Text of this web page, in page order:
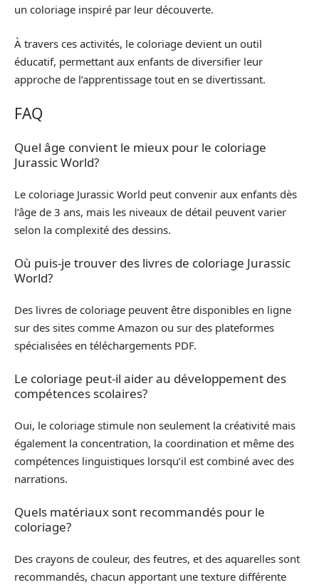
un coloriage inspiré par leur découverte.
À travers ces activités, le coloriage devient un outil
éducatif, permettant aux enfants de diversifier leur
approche de l’apprentissage tout en se divertissant.
FAQ
Quel âge convient le mieux pour le coloriage
Jurassic World?
Le coloriage Jurassic World peut convenir aux enfants dès
l’âge de 3 ans, mais les niveaux de détail peuvent varier
selon la complexité des dessins.
Où puis-je trouver des livres de coloriage Jurassic
World?
Des livres de coloriage peuvent être disponibles en ligne
sur des sites comme Amazon ou sur des plateformes
spécialisées en téléchargements PDF.
Le coloriage peut-il aider au développement des
compétences scolaires?
Oui, le coloriage stimule non seulement la créativité mais
également la concentration, la coordination et même des
compétences linguistiques lorsqu’il est combiné avec des
narrations.
Quels matériaux sont recommandés pour le
coloriage?
Des crayons de couleur, des feutres, et des aquarelles sont
recommandés, chacun apportant une texture différente